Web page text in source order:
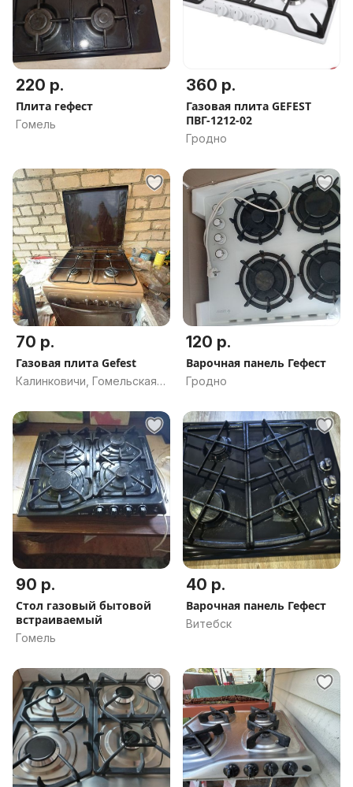
220 р.
Плита гефест
Гомель
360 р.
Газовая плита GEFEST
ПВГ-1212-02
Гродно
70 р.
Газовая плита Gefest
Калинковичи, Гомельская
120 р.
Варочная панель Гефест
Гродно
90 р.
Стол газовый бытовой
встраиваемый
Гомель
40 р.
Варочная панель Гефест
Витебск